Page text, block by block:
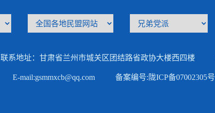
联系地址：甘肃省兰州市城关区团结路省政协大楼西四楼
E-mail:gsmmxcb@qq.com 备案编号: 陇ICP备07002305号